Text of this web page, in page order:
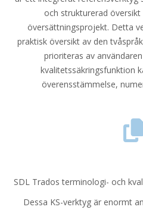
och strukturerad
översättningsprojekt. Detta
praktisk översikt av den
prioriteras av
kvalitetssäkringsfunktion
överensstämmelse,
SDL Trados terminologi- och
Dessa KS-verktyg är enormt